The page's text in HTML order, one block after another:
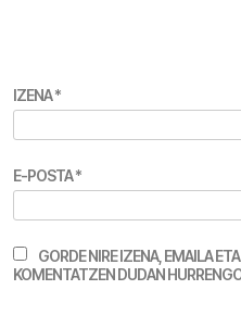
IZENA*
E-POSTA*
GORDE NIRE IZENA, EMAILA
KOMENTATZEN DUDAN